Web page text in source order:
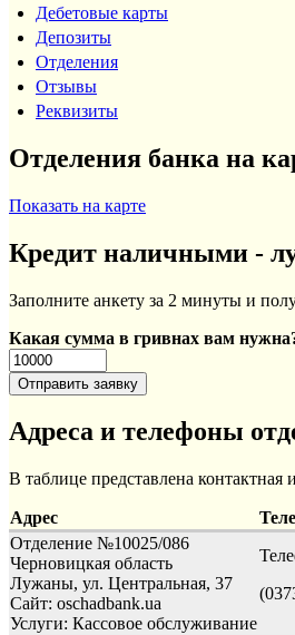
Дебетовые карты
Депозиты
Отделения
Отзывы
Реквизиты
Отделения банка на
Показать на карте
Кредит наличными -
Заполните анкету за 2 минуты и
Какая сумма в гривнах вам
Адреса и телефоны
В таблице представлена
Адрес
Отделение №10025/086
Черновицкая область
Лужаны, ул. Центральная, 37
Сайт: oschadbank.ua
Услуги: Кассовое обслуживание